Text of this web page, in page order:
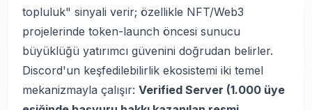
topluluk" sinyali verir; özellikle NFT/Web3
projelerinde token-launch öncesi sunucu
büyüklüğü yatırımcı güvenini doğrudan belirler.
Discord'un keşfedilebilirlik ekosistemi iki temel
mekanizmayla çalışır: Verified Server (1.000 üye